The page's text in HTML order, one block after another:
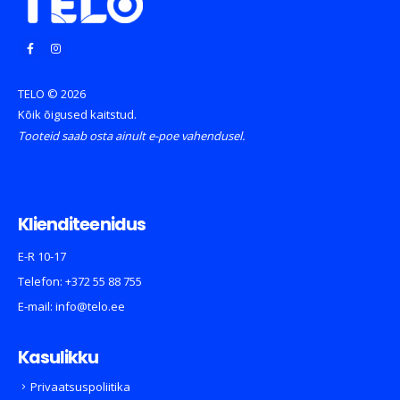
TELO © 2026
Kõik õigused kaitstud.
Tooteid saab osta ainult e-poe vahendusel.
Klienditeenidus
E-R 10-17
Telefon: +372 55 88 755
E-mail: info@telo.ee
Kasulikku
Privaatsuspoliitika